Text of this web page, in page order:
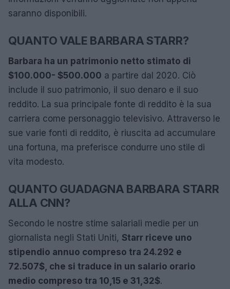
saranno disponibili.
QUANTO VALE BARBARA STARR?
Barbara ha un patrimonio netto stimato di
$100.000- $500.000 a partire dal 2020. Ciò
include il suo patrimonio, il suo denaro e il suo
reddito. La sua principale fonte di reddito è la sua
carriera come personaggio televisivo. Attraverso le
sue varie fonti di reddito, è riuscita ad accumulare
una fortuna, ma preferisce condurre uno stile di
vita modesto.
QUANTO GUADAGNA BARBARA STARR
ALLA CNN?
Secondo le nostre stime salariali medie per un
giornalista negli Stati Uniti, Starr riceve uno
stipendio annuo compreso tra 24.292 e
72.507$, che si traduce in un salario orario
medio compreso tra 10,15 e 31,32$.